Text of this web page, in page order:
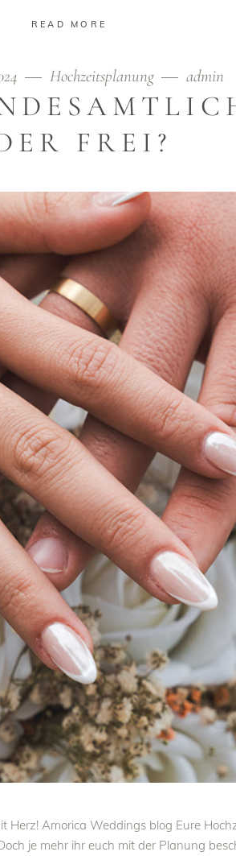
READ MORE
Hochzeitsplanung admin
FREI?
Amorica Weddings blog Eure
je mehr ihr euch mit der Planung